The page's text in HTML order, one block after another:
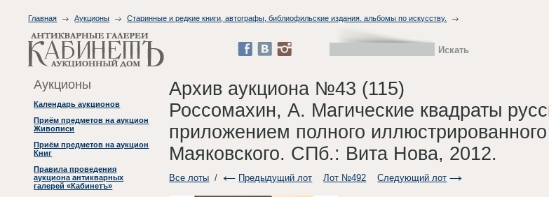
Главная Аукционы Старинные и редкие книги, автографы, библиофильские издания. альбомы по искусству.
Аукционы
Календарь аукционов
Приём предметов на аукцион
Живописи
Приём предметов на аукцион
Книг
Правила проведения
аукциона антикварных
галерей «Кабинетъ»
Архив аукциона №43 (115)
Россомахин, А. Магические квадраты
приложением полного
Маяковского. СПб.: Вита Нова, 2012.
Все лоты / Предыдущий лот Лот №492 Следующий лот